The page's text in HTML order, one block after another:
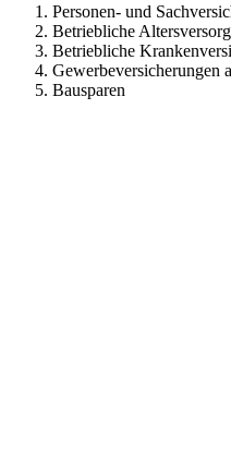
Personen- und
Betriebliche
Betriebliche
Gewerbeversicherungen
Bausparen